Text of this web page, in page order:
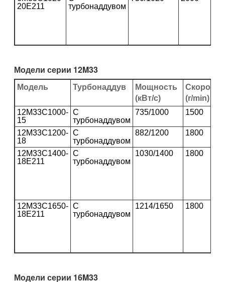
20E211
турбонаддувом
Модели серии 12M33
Модель Турбонаддув
Мощность
(кВт/с)
Скорость
(r/min)
12M33C1000-
15
С
турбонаддувом
735/1000 1500
12M33C1200-
18
С
турбонаддувом
882/1200 1800
12M33C1400-
18E211
С
турбонаддувом
1030/1400 1800
12M33C1650-
18E211
С
турбонаддувом
1214/1650 1800
Модели серии 16M33